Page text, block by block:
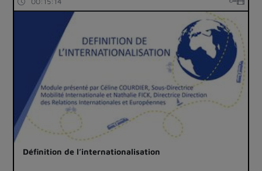
Définition de l’internationalisation